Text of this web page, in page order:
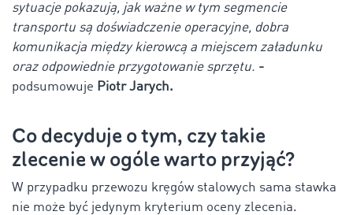
sytuacje pokazują, jak ważne w tym segmencie
transportu są doświadczenie operacyjne, dobra
komunikacja między kierowcą a miejscem załadunku
oraz odpowiednie przygotowanie sprzętu. -
podsumowuje Piotr Jarych.
Co decyduje o tym, czy takie
zlecenie w ogóle warto przyjąć?
W przypadku przewozu kręgów stalowych sama stawka
nie może być jedynym kryterium oceny zlecenia.